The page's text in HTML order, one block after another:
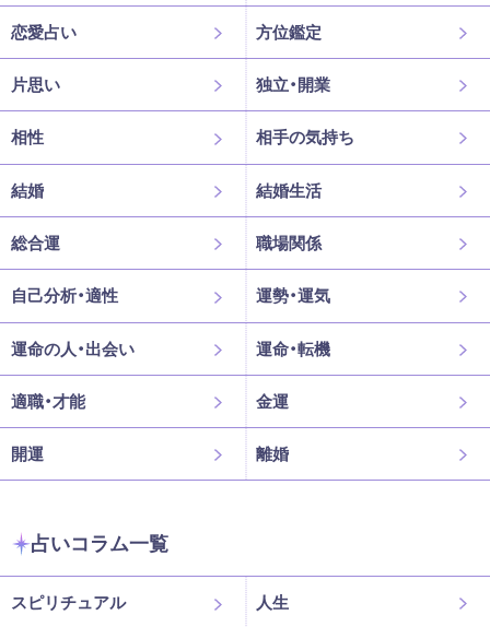
恋愛占い 方位鑑定
片思い 独立・開業
相性 相手の気持ち
結婚 結婚生活
総合運 職場関係
自己分析・適性 運勢・運気
運命の人・出会い 運命・転機
適職・才能 金運
開運 離婚
占いコラム一覧
スピリチュアル 人生